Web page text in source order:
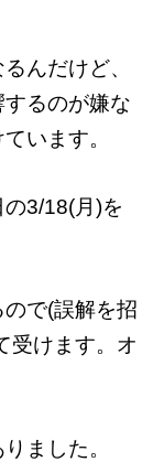
んだけど、
るのが嫌な
います。
3/18(月)を
で(誤解を招
受けます。オ
ました。